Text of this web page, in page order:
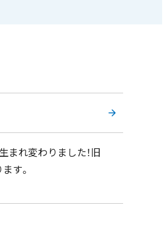
まれ変わりました！旧
す。